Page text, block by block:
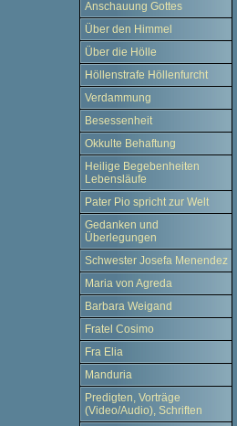
Anschauung Gottes
Über den Himmel
Über die Hölle
Höllenstrafe Höllenfurcht
Verdammung
Besessenheit
Okkulte Behaftung
Heilige Begebenheiten
Lebensläufe
Pater Pio spricht zur Welt
Gedanken und
Überlegungen
Schwester Josefa Menendez
Maria von Agreda
Barbara Weigand
Fratel Cosimo
Fra Elia
Manduria
Predigten, Vorträge
(Video/Audio), Schriften